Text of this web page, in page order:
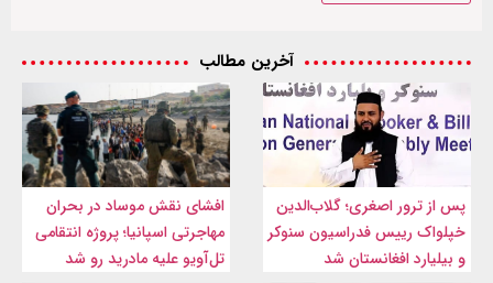
آخرین مطالب
پس از ترور اصغری؛ گلاب‌الدین
خپلواک رییس فدراسیون سنوکر
و بیلیارد افغانستان شد
افشای نقش موساد در بحران
مهاجرتی اسپانیا؛ پروژه انتقامی
تل‌آویو علیه مادرید رو شد